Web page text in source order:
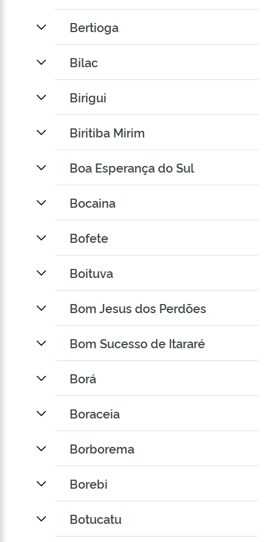
Bertioga
Bilac
Birigui
Biritiba Mirim
Boa Esperança do Sul
Bocaina
Bofete
Boituva
Bom Jesus dos Perdões
Bom Sucesso de Itararé
Borá
Boraceia
Borborema
Borebi
Botucatu